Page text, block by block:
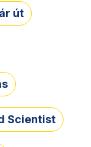
út
Scientist